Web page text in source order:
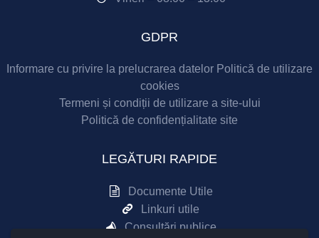
GDPR
Informare cu privire la prelucrarea datelor Politică de utilizare
cookies
Termeni și condiții de utilizare a site-ului
Politică de confidențialitate site
LEGĂTURI RAPIDE
Documente Utile
Linkuri utile
Consultări publice